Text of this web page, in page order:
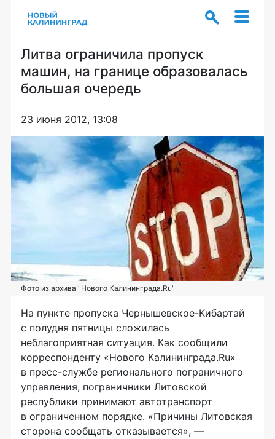
Литва ограничила пропуск
машин, на границе образовалась
большая очередь
23 июня 2012, 13:08
Фото из архива "Нового Калининграда.Ru"
На пункте пропуска Чернышевское-Кибартай
с полудня пятницы сложилась
неблагоприятная ситуация. Как сообщили
корреспонденту «Нового Калининграда.Ru»
в пресс-службе регионального пограничного
управления, пограничники Литовской
республики принимают автотранспорт
в ограниченном порядке. «Причины Литовская
сторона сообщать отказывается», —